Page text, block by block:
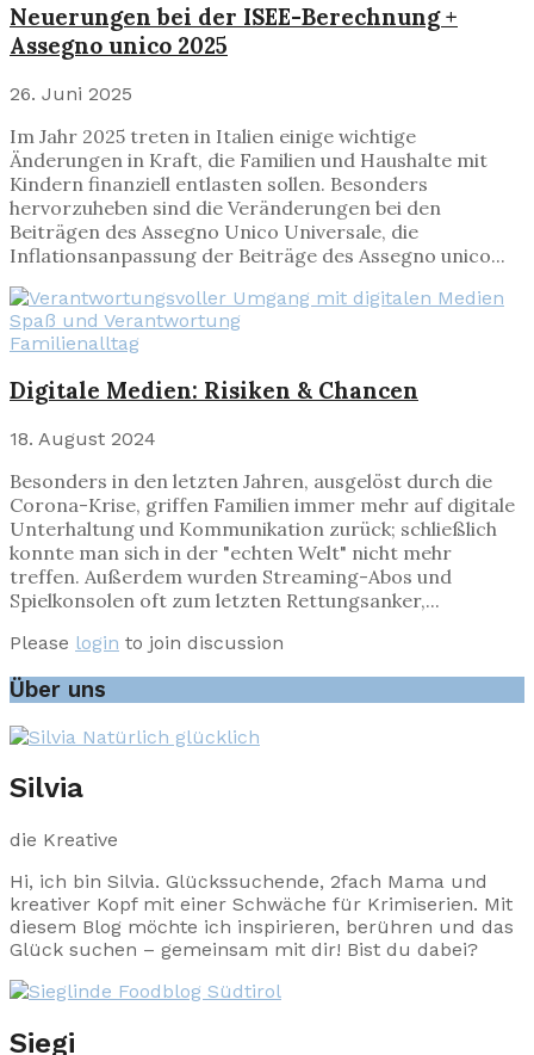
Neuerungen bei der ISEE-Berechnung +
Assegno unico 2025
26. Juni 2025
Im Jahr 2025 treten in Italien einige wichtige
Änderungen in Kraft, die Familien und Haushalte mit
Kindern finanziell entlasten sollen. Besonders
hervorzuheben sind die Veränderungen bei den
Beiträgen des Assegno Unico Universale, die
Inflationsanpassung der Beiträge des Assegno unico...
Familienalltag
Digitale Medien: Risiken & Chancen
18. August 2024
Besonders in den letzten Jahren, ausgelöst durch die
Corona-Krise, griffen Familien immer mehr auf digitale
Unterhaltung und Kommunikation zurück; schließlich
konnte man sich in der "echten Welt" nicht mehr
treffen. Außerdem wurden Streaming-Abos und
Spielkonsolen oft zum letzten Rettungsanker,...
Please login to join discussion
Über uns
Silvia
die Kreative
Hi, ich bin Silvia. Glückssuchende, 2fach Mama und
kreativer Kopf mit einer Schwäche für Krimiserien. Mit
diesem Blog möchte ich inspirieren, berühren und das
Glück suchen – gemeinsam mit dir! Bist du dabei?
Siegi